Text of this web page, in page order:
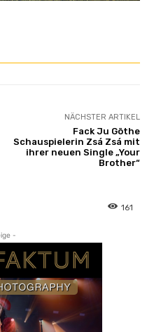
NÄCHSTER ARTIKEL
Fack Ju Göthe
Schauspielerin Zsá Zsá mit
ihrer neuen Single „Your
Brother“
161
-